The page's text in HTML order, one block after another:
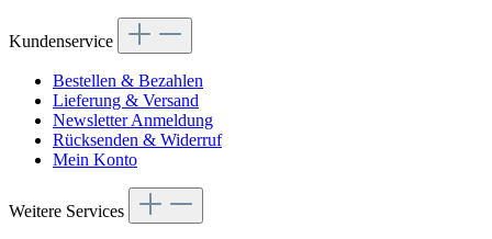
Kundenservice
Bestellen & Bezahlen
Lieferung & Versand
Newsletter Anmeldung
Rücksenden & Widerruf
Mein Konto
Weitere Services